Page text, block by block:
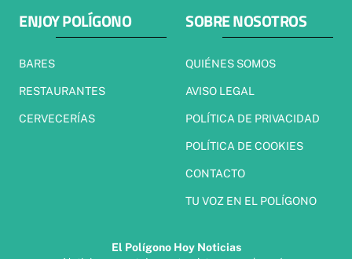
ENJOY POLÍGONO
BARES
RESTAURANTES
CERVECERÍAS
SOBRE NOSOTROS
QUIÉNES SOMOS
AVISO LEGAL
POLÍTICA DE PRIVACIDAD
POLÍTICA DE COOKIES
CONTACTO
TU VOZ EN EL POLÍGONO
El Polígono Hoy Noticias